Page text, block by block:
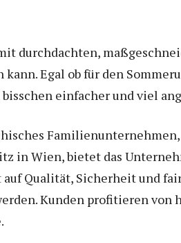
durchdachten,
Egal ob für den
einfacher und viel
in Wien, bietet das
Qualität, Sicherheit und
Kunden profitieren